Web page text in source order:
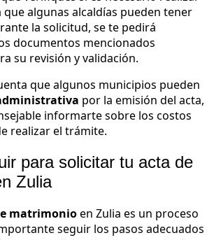
que algunas alcaldías pueden tener
la solicitud, se te pedirá
documentos mencionados
su revisión y validación.
que algunos municipios pueden
por la emisión del acta,
informarte sobre los costos
realizar el trámite.
para solicitar tu acta de
Zulia
matrimonioen Zulia es un proceso
seguir los pasos adecuados